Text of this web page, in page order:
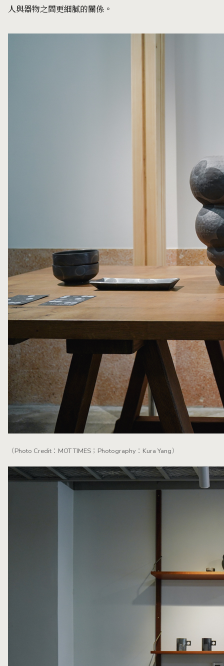
人與器物之間更細膩的關係。
（Photo Credit：MOT TIMES；Photography：Kura Yang）